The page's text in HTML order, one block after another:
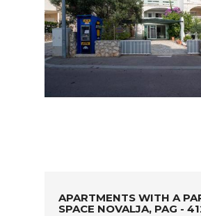
APARTMENTS WITH A
SPACE NOVALJA, PAG -